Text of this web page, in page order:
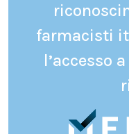
farmacisti
l’accesso